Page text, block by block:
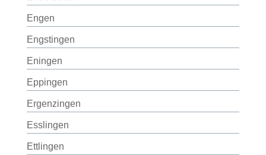
Engen
Engstingen
Eningen
Eppingen
Ergenzingen
Esslingen
Ettlingen